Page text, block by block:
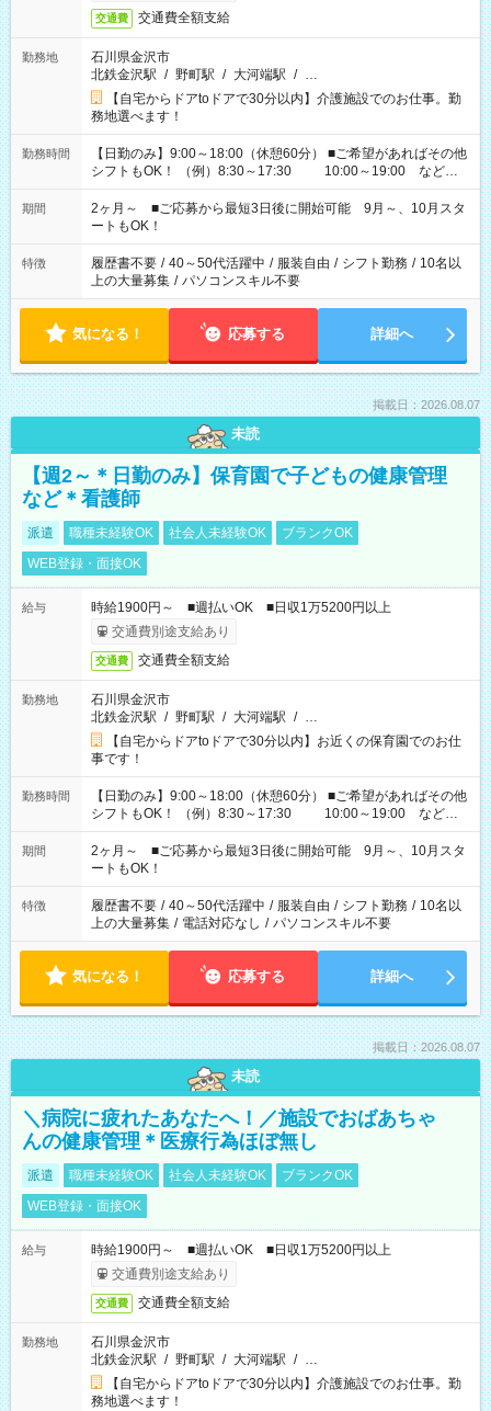
交通費 交通費全額支給
勤務地
石川県金沢市
北鉄金沢駅 / 野町駅 / 大河端駅 / …
【自宅からドアtoドアで30分以内】介護施設でのお仕事。勤
務地選べます！
勤務時間
【日勤のみ】9:00～18:00（休憩60分） ■ご希望があればその他
シフトもOK！ （例）8:30～17:30 10:00～19:00 など
「家族とお休みを合わせたい」 「余裕を持って夕飯の準備がし
たい」 「できれば残業はしたくない」 など、ご希望があれば教
えてくださいね。 ※Wワーク希望の方へ 今ご覧のお仕事で希望
する勤務時間と、もう1つのお仕事の勤務時間。 合計で週40時
間を超える場合は応募できません
期間
2ヶ月～ ■ご応募から最短3日後に開始可能 9月～、10月スタ
ートもOK！
特徴 履歴書不要 / 40～50代活躍中 / 服装自由 / シフト勤務 / 10名以
上の大量募集 / パソコンスキル不要
気になる！ 応募する 詳細へ
掲載日：2026.08.07
未読
【週2～＊日勤のみ】保育園で子どもの健康管理
など＊看護師
派遣 職種未経験OK 社会人未経験OK
ブランクOK
WEB登録・面接OK
給与
時給1900円～ ■週払いOK ■日収1万5200円以上
交通費別途支給あり
交通費 交通費全額支給
勤務地
石川県金沢市
北鉄金沢駅 / 野町駅 / 大河端駅 / …
【自宅からドアtoドアで30分以内】お近くの保育園でのお仕
事です！
勤務時間
【日勤のみ】9:00～18:00（休憩60分） ■ご希望があればその他
シフトもOK！ （例）8:30～17:30 10:00～19:00 など
「家族とお休みを合わせたい」 「余裕を持って夕飯の準備がし
たい」 「できれば残業はしたくない」 など、ご希望があれば教
えてくださいね。 ※Wワーク希望の方へ 今ご覧のお仕事で希望
する勤務時間と、もう1つのお仕事の勤務時間。 合計で週40時
間を超える場合は応募できません
期間
2ヶ月～ ■ご応募から最短3日後に開始可能 9月～、10月スタ
ートもOK！
特徴 履歴書不要 / 40～50代活躍中 / 服装自由 / シフト勤務 / 10名以
上の大量募集 / 電話対応なし / パソコンスキル不要
気になる！ 応募する 詳細へ
掲載日：2026.08.07
未読
＼病院に疲れたあなたへ！／施設でおばあちゃ
んの健康管理＊医療行為ほぼ無し
派遣 職種未経験OK 社会人未経験OK
ブランクOK
WEB登録・面接OK
給与
時給1900円～ ■週払いOK ■日収1万5200円以上
交通費別途支給あり
交通費 交通費全額支給
勤務地
石川県金沢市
北鉄金沢駅 / 野町駅 / 大河端駅 / …
【自宅からドアtoドアで30分以内】介護施設でのお仕事。勤
務地選べます！